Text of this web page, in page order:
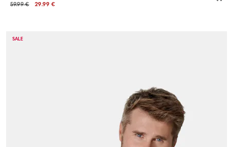
59.99 €
29.99 €
SALE